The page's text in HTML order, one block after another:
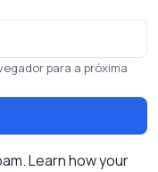
para a próxima
Learn how your